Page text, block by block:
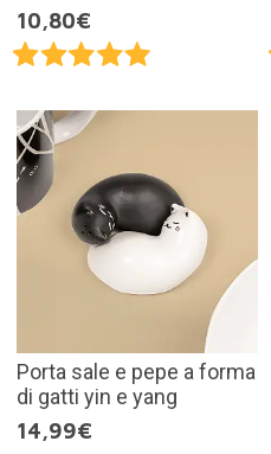
10,80€
Porta sale e pepe a forma
di gatti yin e yang
14,99€